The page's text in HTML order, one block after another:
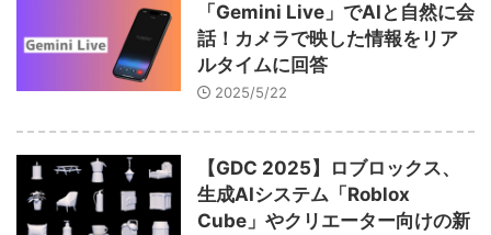
デジモノ バーチャルYouTuber
ボカロ メタバース レポート
海外 演劇・舞台 特集企画 生成AI
音声（ボイス）
「Gemini Live」でAIと自然に会
話！カメラで映した情報をリア
ルタイムに回答
2025/5/22
【GDC 2025】ロブロックス、
生成AIシステム「Roblox
Cube」やクリエーター向けの新